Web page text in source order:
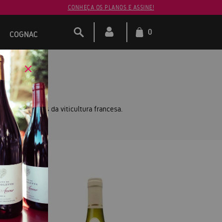
CONHEÇA OS PLANOS E ASSINE!
COGNAC 0
—
referências da viticultura francesa.